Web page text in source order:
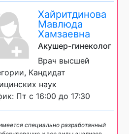
Хайритдинова
Мавлюда
Хамзаевна
Акушер-гинеколог
Врач высшей
Кандидат
наук
Пт с 16:00 до 17:30
специально разработанный